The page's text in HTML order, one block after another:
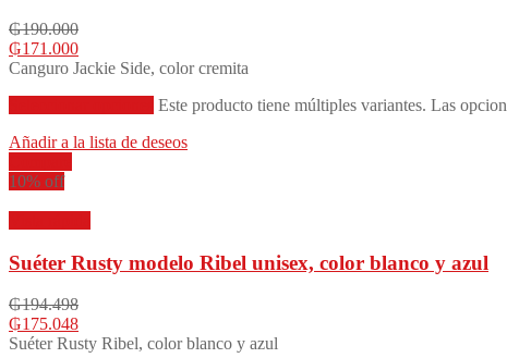
₲190.000
₲171.000
Canguro Jackie Side, color cremita
Este producto tiene múltiples variantes. Las
Añadir a la lista de deseos
10% off
Suéter Rusty modelo Ribel unisex, color blanco y azul
₲194.498
₲175.048
Suéter Rusty Ribel, color blanco y azul